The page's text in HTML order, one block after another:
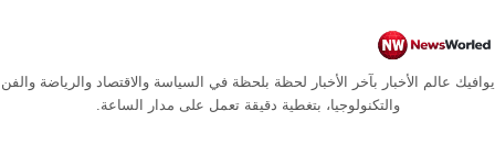
يوافيك عالم الأخبار بآخر الأخبار لحظة بلحظة في السياسة والاقتصاد والرياضة والفن
والتكنولوجيا، بتغطية دقيقة تعمل على مدار الساعة.